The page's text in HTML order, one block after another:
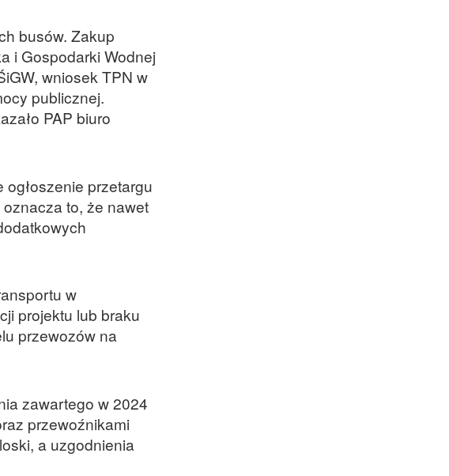
busów. Zakup
i Gospodarki Wodnej
wniosek TPN w
publicznej.
PAP biuro
przetargu
to, że nawet
w
projektu lub braku
przewozów na
zawartego w 2024
przewoźnikami
a uzgodnienia